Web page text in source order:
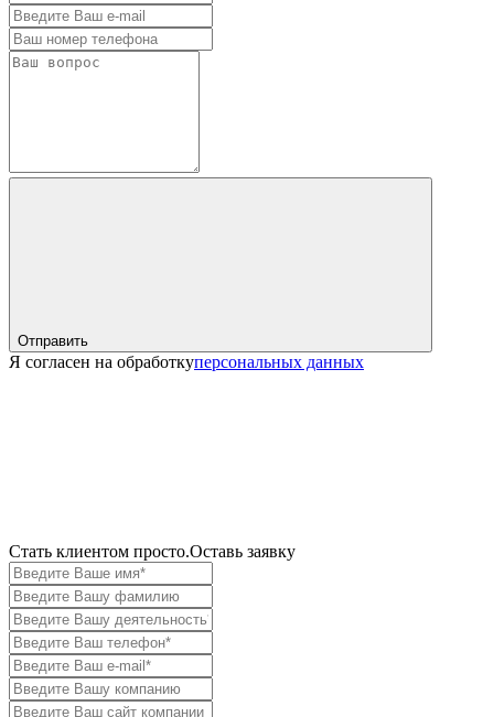
Отправить
Я согласен на обработкуперсональных данных
Cтать клиентом просто.Оставь заявку